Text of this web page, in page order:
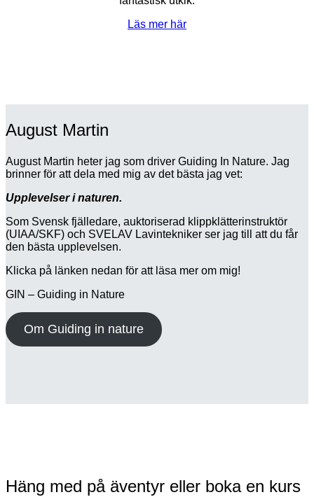
Läs mer här
August Martin
August Martin heter jag som driver Guiding In Nature. Jag
brinner för att dela med mig av det bästa jag vet:
Upplevelser i naturen.
Som Svensk fjälledare, auktoriserad klippklätterinstruktör
(UIAA/SKF) och SVELAV Lavintekniker ser jag till att du får
den bästa upplevelsen.
Klicka på länken nedan för att läsa mer om mig!
GIN – Guiding in Nature
Om Guiding in nature
Häng med på äventyr eller boka en kurs